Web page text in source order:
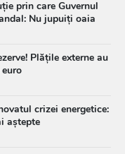
prin care Guvernul
Nu jupuiți oaia
Plățile externe au
crizei energetice:
aștepte